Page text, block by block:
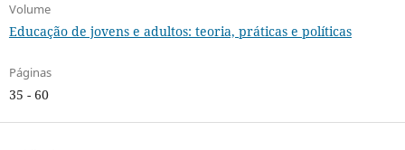
Volume
Educação de jovens e adultos: teoria, práticas e políticas
Páginas
35 - 60